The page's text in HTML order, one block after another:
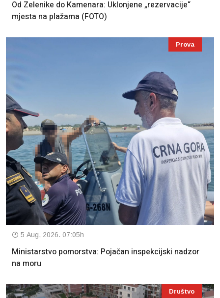
Od Zelenike do Kamenara: Uklonjene „rezervacije“
mjesta na plažama (FOTO)
Prova
5 Aug, 2026. 07:05h
Ministarstvo pomorstva: Pojačan inspekcijski nadzor
na moru
Društvo